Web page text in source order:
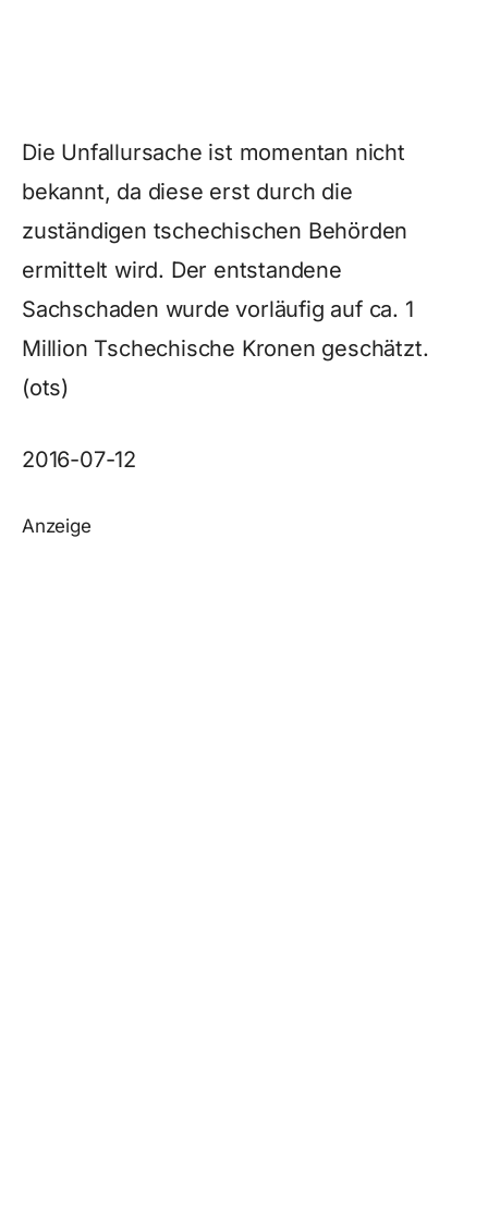
Die Unfallursache ist momentan nicht
bekannt, da diese erst durch die
zuständigen tschechischen Behörden
ermittelt wird. Der entstandene
Sachschaden wurde vorläufig auf ca. 1
Million Tschechische Kronen geschätzt.
(ots)
2016-07-12
Anzeige